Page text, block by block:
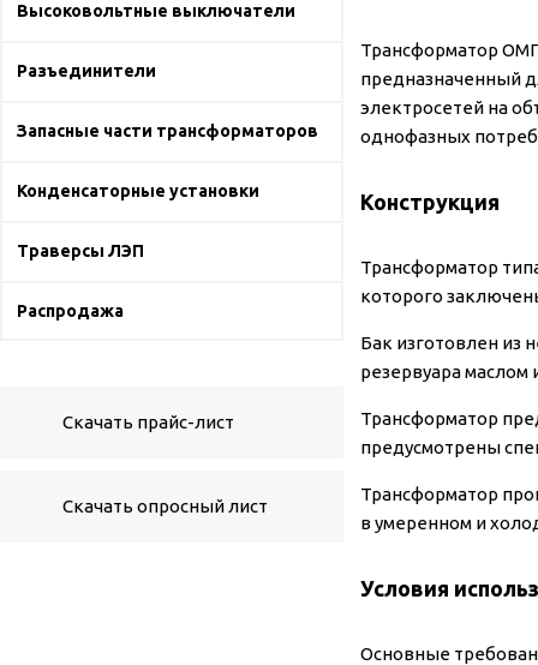
Высоковольтные выключатели
Разъединители
Запасные части трансформаторов
Конденсаторные установки
Траверсы ЛЭП
Распродажа
Скачать прайс-лист
Скачать опросный лист
Трансформатор
предназначенный
электросетей на
однофазных
Конструкция
Трансформатор
которого
Бак изготовлен из
резервуара
Трансформатор
предусмотрены
Трансформатор
в умеренном и
Условия
Основные